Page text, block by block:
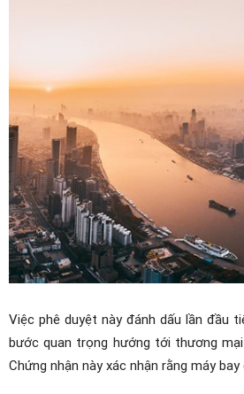
Việc phê duyệt này đánh dấu lần đầu
bước quan trọng hướng tới thương
Chứng nhận này xác nhận rằng máy